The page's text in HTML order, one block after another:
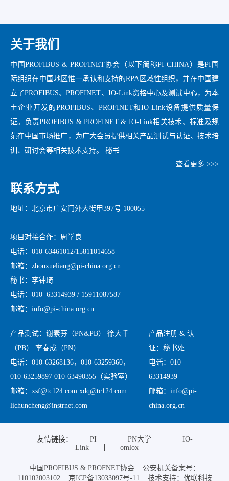
关于我们
中国PROFIBUS & PROFINET协会（以下简称PI-CHINA）是PI国
际组织在中国地区惟一承认和支持的RPA区域性组织，并在中国建
立了PROFIBUS、PROFINET、IO-Link资格中心及测试中心，为本
土企业开发的PROFIBUS、PROFINET和IO-Link设备提供质量保
证。负责PROFIBUS & PROFINET & IO-Link相关技术、标准及规
范在中国市场推广，为广大会员提供相关产品测试与认证、技术培
训、研讨会等相关技术支持。 秘书
查看更多 >>>
联系方式
地址：北京市广安门外大街甲397号 100055
项目对接合作：周学良
电话：010-63461012/15811014658
邮箱：zhouxueliang@pi-china.org.cn
秘书：李钟琦
电话：010 63314939 / 15911087587
邮箱：info@pi-china.org.cn
产品测试：谢素芬（PN&PB） 徐大千
（PB） 李春成（PN）
电话：010-63268136，010-63259360，
010-63259897 010-63490355（实验室）
邮箱：xsf@tc124.com xdq@tc124.com
lichuncheng@instrnet.com
产品注册 & 认
证：秘书处
电话：010
63314939
邮箱：info@pi-
china.org.cn
友情链接： PI PN大学
IO-
Link
omlox
中国PROFIBUS & PROFNET协会 公安机关备案号：
110102003102 京ICP备13033097号-11 技术支持：优联科技